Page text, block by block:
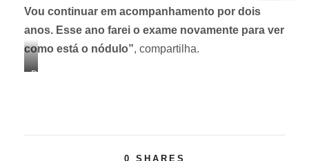
Vou continuar em acompanhamento por dois
anos. Esse ano farei o exame novamente para ver
como está o nódulo”, compartilha.
D
0 SHARES